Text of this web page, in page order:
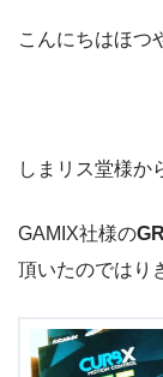
こんにちはほつ
しまリス堂様か
GAMIX社様の
頂いたのではり